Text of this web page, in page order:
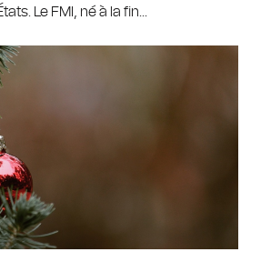
Le FMI, né à la fin...